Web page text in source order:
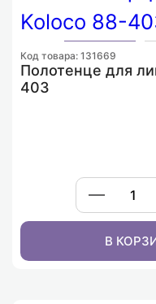
Код товара: 131669
Полотенце для
403
В